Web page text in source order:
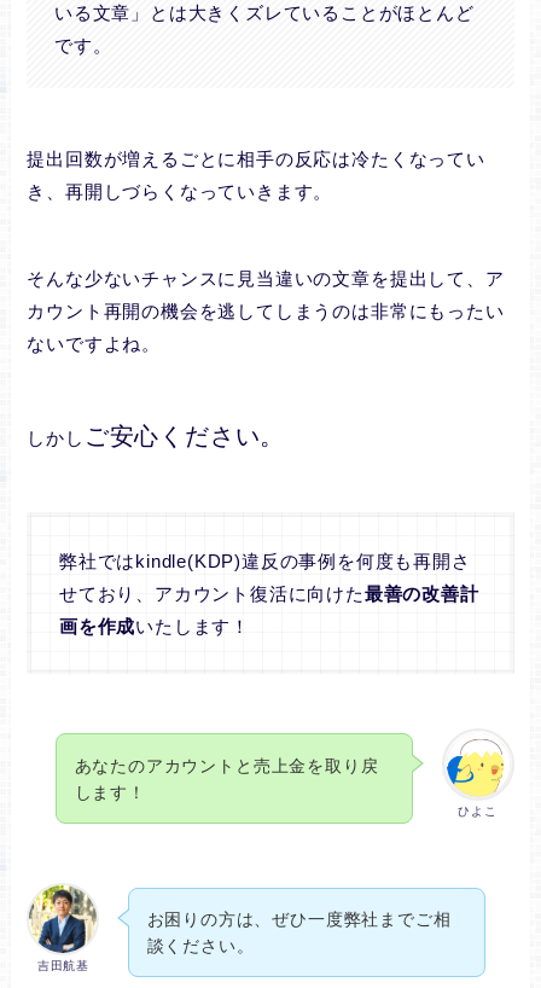
いる文章」とは大きくズレていることがほとんど
です。
提出回数が増えるごとに相手の反応は冷たくなってい
き、再開しづらくなっていきます。
そんな少ないチャンスに見当違いの文章を提出して、ア
カウント再開の機会を逃してしまうのは非常にもったい
ないですよね。
しかし ご安心ください。
弊社ではkindle(KDP)違反の事例を何度も再開さ
せており、アカウント復活に向けた最善の改善計
画を作成いたします！
ひよこ
あなたのアカウントと売上金を取り戻
します！
吉田航基
お困りの方は、ぜひ一度弊社までご相
談ください。